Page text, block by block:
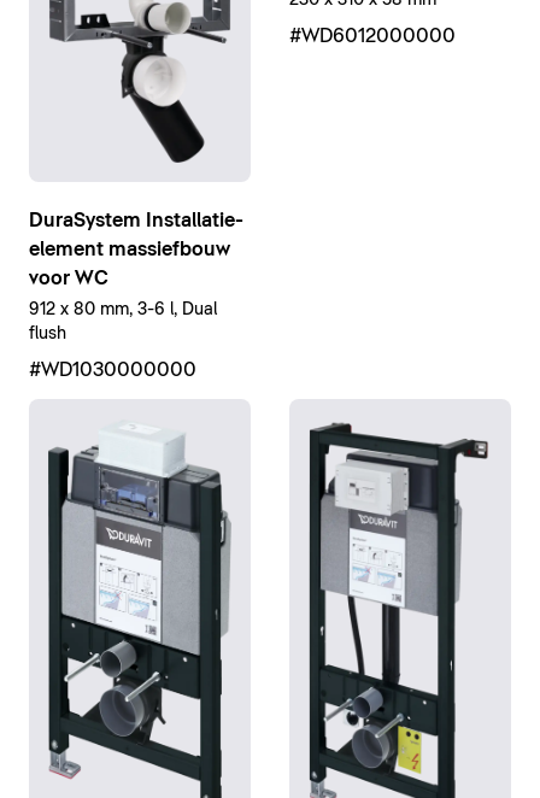
DuraSystem Installatie-
element massiefbouw
voor WC
912 x 80 mm, 3-6 l, Dual
flush
#WD1030000000
#WD6012000000